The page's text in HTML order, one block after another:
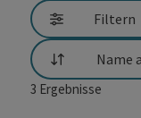
Filtern
Sortierung
3 Ergebnisse